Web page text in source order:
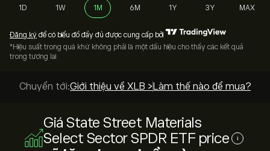
1D 1W 1M 6M 1Y 3Y MAX
Đăng ký để có biểu đồ đầy đủ được cung cấp bởi
*Hiệu suất trong quá khứ không phải là một dấu hiệu cho thấy các kết quả
trong tương lai
Chuyển tới:Giới thiệu về XLB > Làm thế nào để mua? >
Giá State Street Materials
Select Sector SPDR ETF price
i